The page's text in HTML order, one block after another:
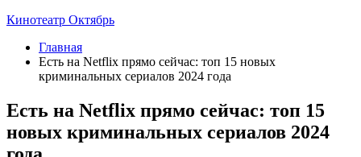
Кинотеатр Октябрь
Главная
Есть на Netflix прямо сейчас: топ 15 новых
криминальных сериалов 2024 года
Есть на Netflix прямо сейчас: топ 15
новых криминальных сериалов 2024